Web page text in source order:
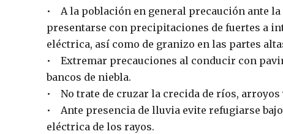
• A la población en general precaución ante
presentarse con precipitaciones de fuertes a
eléctrica, así como de granizo en las partes
• Extremar precauciones al conducir con
bancos de niebla.
• No trate de cruzar la crecida de ríos, arroyos
• Ante presencia de lluvia evite refugiarse
eléctrica de los rayos.